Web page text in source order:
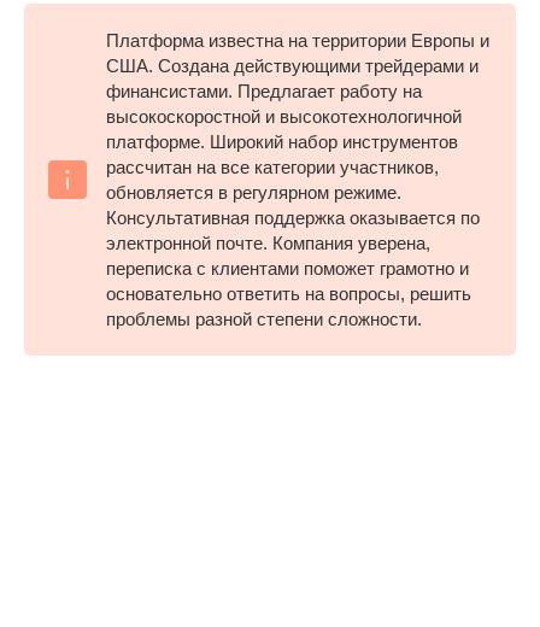
Платформа известна на территории Европы и
США. Создана действующими трейдерами и
финансистами. Предлагает работу на
высокоскоростной и высокотехнологичной
платформе. Широкий набор инструментов
рассчитан на все категории участников,
обновляется в регулярном режиме.
Консультативная поддержка оказывается по
электронной почте. Компания уверена,
переписка с клиентами поможет грамотно и
основательно ответить на вопросы, решить
проблемы разной степени сложности.